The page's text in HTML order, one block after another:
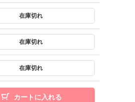
カートに入れる